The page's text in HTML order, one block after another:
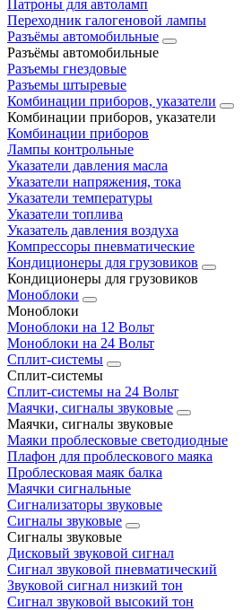
Патроны для автоламп
Переходник галогеновой лампы
Разъёмы автомобильные
Разъёмы автомобильные
Разъемы гнездовые
Разъемы штыревые
Комбинации приборов, указатели
Комбинации приборов, указатели
Комбинации приборов
Лампы контрольные
Указатели давления масла
Указатели напряжения, тока
Указатели температуры
Указатели топлива
Указатель давления воздуха
Компрессоры пневматические
Кондиционеры для грузовиков
Кондиционеры для грузовиков
Моноблоки
Моноблоки
Моноблоки на 12 Вольт
Моноблоки на 24 Вольт
Сплит-системы
Сплит-системы
Сплит‑системы на 24 Вольт
Маячки, сигналы звуковые
Маячки, сигналы звуковые
Маяки проблесковые светодиодные
Плафон для проблескового маяка
Проблесковая маяк балка
Маячки сигнальные
Сигнализаторы звуковые
Сигналы звуковые
Сигналы звуковые
Дисковый звуковой сигнал
Сигнал звуковой пневматический
Звуковой сигнал низкий тон
Сигнал звуковой высокий тон